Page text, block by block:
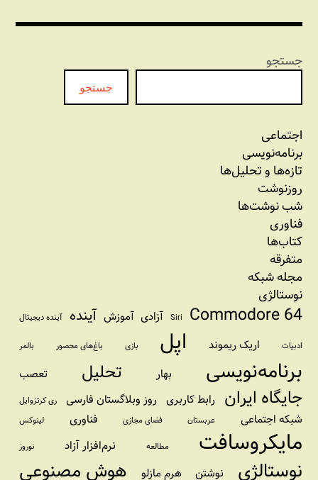
جستجو
جستجو
اجتماعی
برنامه‏‌نویسی
تازه‌‌ها و تحلیل‌ها
روزنوشت
شب نوشت‌ها
فناوری
کتاب‌ها
متفرقه
مجله شبکه
نوستالژی
Commodore 64
Siri آزادی آموزش آینده آینده دیجیتال
ادبیات اریک ریموند اپل بازی باغ‌های محصور بالمر
برنامه‌نویسی بهار تحلیل تعصب
جایگاه ایران رابط کاربری روز وبلاگستان فارسی ری کرتزوایل
شبکه اجتماعی عربستان فضای مجازی فناوری لینوکس
مایکروسافت مطالعه نرم‌افزار آزاد نوروز
نوستالژی نوشتن هرم مازلو هوش مصنوعی